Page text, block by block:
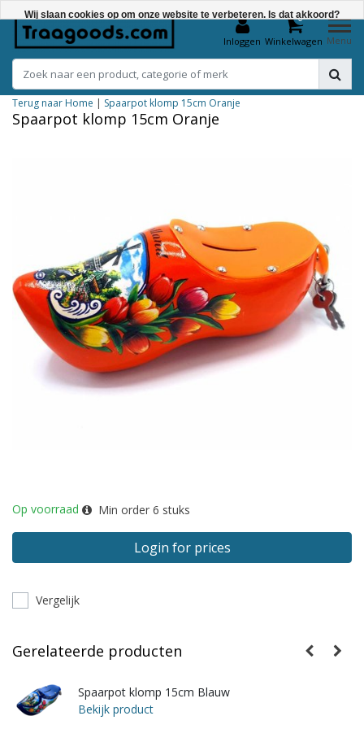
Inloggen
0
Winkelwagen Menu
Terug naar Home | Spaarpot klomp 15cm Oranje
Spaarpot klomp 15cm Oranje
Op voorraad Min order 6 stuks
Login for prices
Vergelijk
Gerelateerde producten
Spaarpot klomp 15cm Blauw
Bekijk product
Wij slaan cookies op om onze website te verbeteren. Is dat akkoord?
Nee
Meer over cookies »